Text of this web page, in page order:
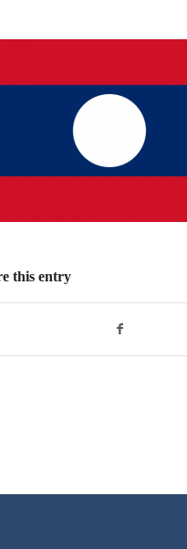
this entry